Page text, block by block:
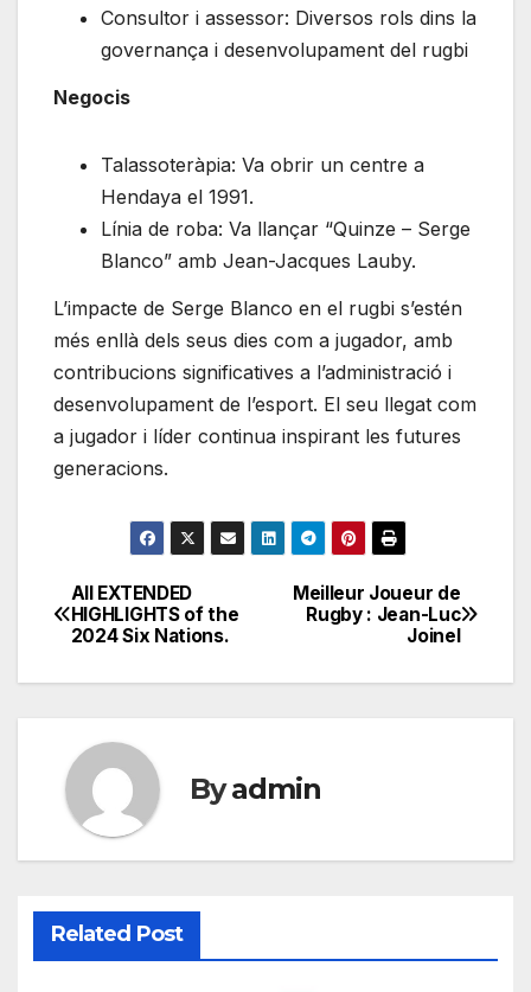
Consultor i assessor: Diversos rols dins la
governança i desenvolupament del rugbi
Negocis
Talassoteràpia: Va obrir un centre a
Hendaya el 1991.
Línia de roba: Va llançar “Quinze – Serge
Blanco” amb Jean-Jacques Lauby.
L’impacte de Serge Blanco en el rugbi s’estén
més enllà dels seus dies com a jugador, amb
contribucions significatives a l’administració i
desenvolupament de l’esport. El seu llegat com
a jugador i líder continua inspirant les futures
generacions.
Post
navigation
Meilleur Joueur de
Rugby : Jean-Luc
Joinel
All EXTENDED
HIGHLIGHTS of the
2024 Six Nations.
Byadmin
Related Post